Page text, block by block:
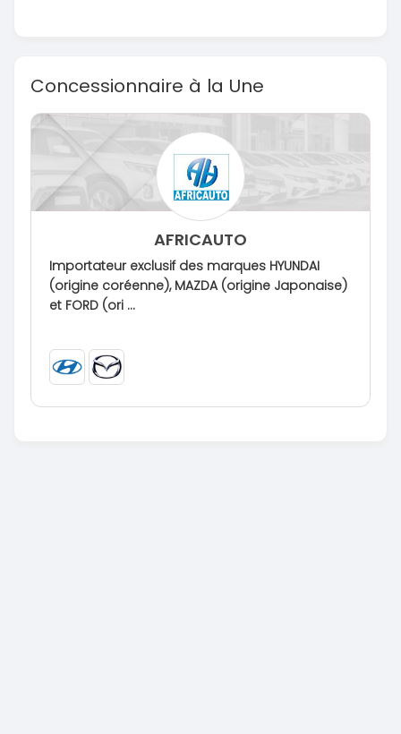
Concessionnaire à la Une
AFRICAUTO
Importateur exclusif des marques HYUNDAI
(origine coréenne), MAZDA (origine Japonaise)
et FORD (ori ...